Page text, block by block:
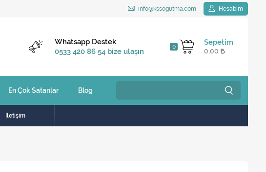
info@kssogutma.com Hesabım
Sepetim
0
0,00
Kargo Bedava
2.500 TL ve üzeri
Whatsapp Destek
0533 420 86 54 bize ulaşın
En Çok Satanlar Blog
İletişim